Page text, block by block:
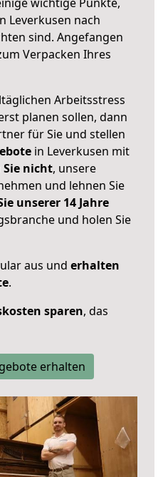
Leverkusen nach
sind. Angefangen
Verpacken Ihres
Arbeitsstress
planen sollen, dann
für Sie und stellen
in Leverkusen mit
Sie nicht, unsere
und lehnen Sie
unserer 14 Jahre
und holen Sie
aus und erhalten
.
sparen, das
erhalten